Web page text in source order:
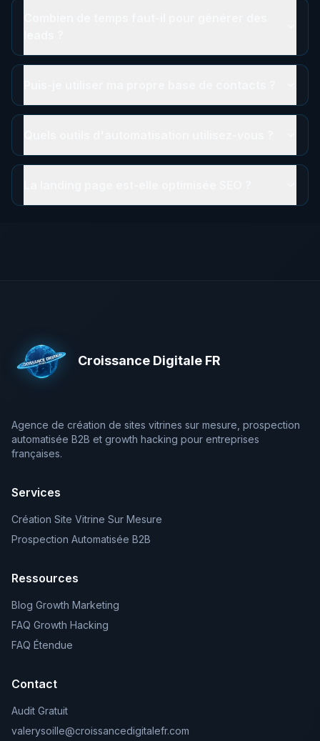
Croissance Digitale FR
Agence de création de sites vitrines sur mesure, prospection
automatisée B2B et growth hacking pour entreprises
françaises.
Services
Création Site Vitrine Sur Mesure
Prospection Automatisée B2B
Ressources
Blog Growth Marketing
FAQ Growth Hacking
FAQ Étendue
Contact
Audit Gratuit
valerysoille@croissancedigitalefr.com